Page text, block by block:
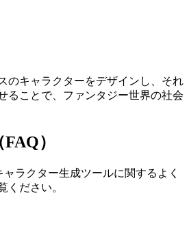
のキャラクターをデザインし、それ
ることで、ファンタジー世界の社会
）
ャラクター生成ツールに関するよく
ください。